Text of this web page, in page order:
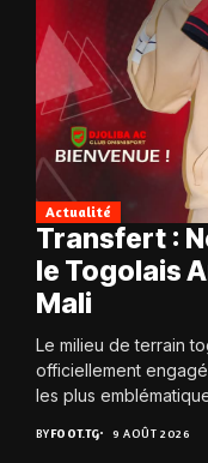
Actualité
Transfert :
le Togolais
Mali
Le milieu de terrain
officiellement
les plus
BYFOOT.TG 9 AOÛT 2026